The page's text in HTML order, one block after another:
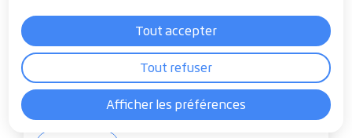
Afficher les préférences
Tout accepter
Tout refuser
menu_septembre.pdf